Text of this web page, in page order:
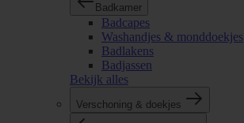
Badkamer
Badcapes
Washandjes & monddoekjes
Badlakens
Badjassen
Bekijk alles
Verschoning & doekjes